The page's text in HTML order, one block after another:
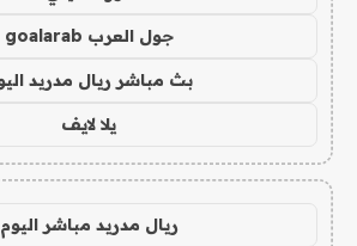
جول العرب goalarab
بث مباشر ريال مدريد
يلا لايف
ريال مدريد مباشر اليوم